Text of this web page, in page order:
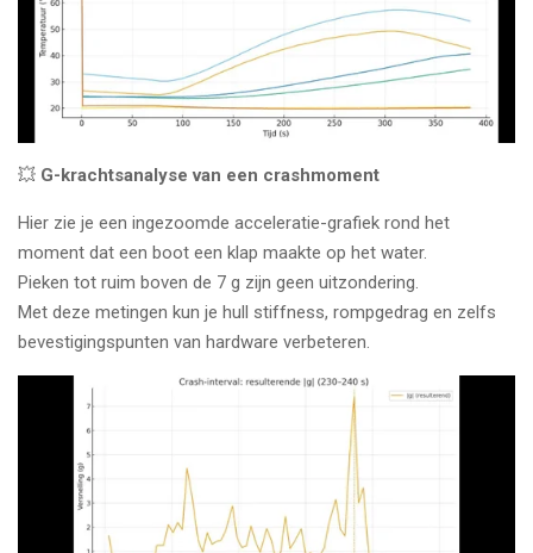
💥 G-krachtsanalyse van een crashmoment
Hier zie je een ingezoomde acceleratie-grafiek rond het
moment dat een boot een klap maakte op het water.
Pieken tot ruim boven de 7 g zijn geen uitzondering.
Met deze metingen kun je hull stiffness, rompgedrag en zelfs
bevestigingspunten van hardware verbeteren.